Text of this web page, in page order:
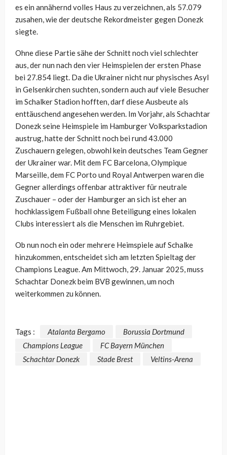
es ein annähernd volles Haus zu verzeichnen, als 57.079
zusahen, wie der deutsche Rekordmeister gegen Donezk
siegte.
Ohne diese Partie sähe der Schnitt noch viel schlechter
aus, der nun nach den vier Heimspielen der ersten Phase
bei 27.854 liegt. Da die Ukrainer nicht nur physisches Asyl
in Gelsenkirchen suchten, sondern auch auf viele Besucher
im Schalker Stadion hofften, darf diese Ausbeute als
enttäuschend angesehen werden. Im Vorjahr, als Schachtar
Donezk seine Heimspiele im Hamburger Volksparkstadion
austrug, hatte der Schnitt noch bei rund 43.000
Zuschauern gelegen, obwohl kein deutsches Team Gegner
der Ukrainer war. Mit dem FC Barcelona, Olympique
Marseille, dem FC Porto und Royal Antwerpen waren die
Gegner allerdings offenbar attraktiver für neutrale
Zuschauer – oder der Hamburger an sich ist eher an
hochklassigem Fußball ohne Beteiligung eines lokalen
Clubs interessiert als die Menschen im Ruhrgebiet.
Ob nun noch ein oder mehrere Heimspiele auf Schalke
hinzukommen, entscheidet sich am letzten Spieltag der
Champions League. Am Mittwoch, 29. Januar 2025, muss
Schachtar Donezk beim BVB gewinnen, um noch
weiterkommen zu können.
Tags : Atalanta Bergamo
Borussia Dortmund
Champions League
FC Bayern München
Schachtar Donezk
Stade Brest Veltins-Arena